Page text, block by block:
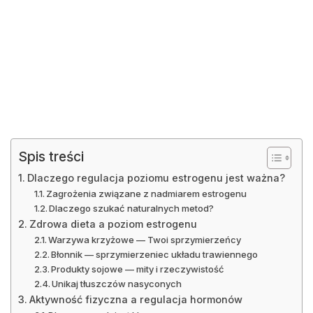
Spis treści
Dlaczego regulacja poziomu estrogenu jest ważna?
Zagrożenia związane z nadmiarem estrogenu
Dlaczego szukać naturalnych metod?
Zdrowa dieta a poziom estrogenu
Warzywa krzyżowe — Twoi sprzymierzeńcy
Błonnik — sprzymierzeniec układu trawiennego
Produkty sojowe — mity i rzeczywistość
Unikaj tłuszczów nasyconych
Aktywność fizyczna a regulacja hormonów